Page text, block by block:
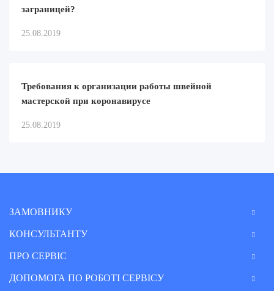
заграницей?
25.08.2019
Требования к организации работы швейной
мастерской при коронавирусе
25.08.2019
ЗАМОВНИКУ
КОНСУЛЬТАНТУ
ПРО СЕРВІС
ДОПОМОГА ПО РОБОТІ СЕРВІСУ